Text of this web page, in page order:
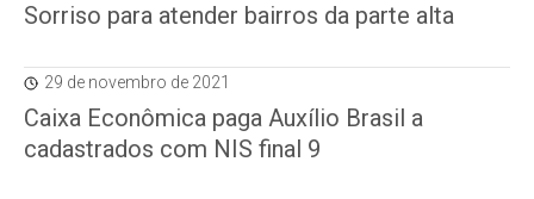
Sorriso para atender bairros da parte alta
29 de novembro de 2021
Caixa Econômica paga Auxílio Brasil a
cadastrados com NIS final 9